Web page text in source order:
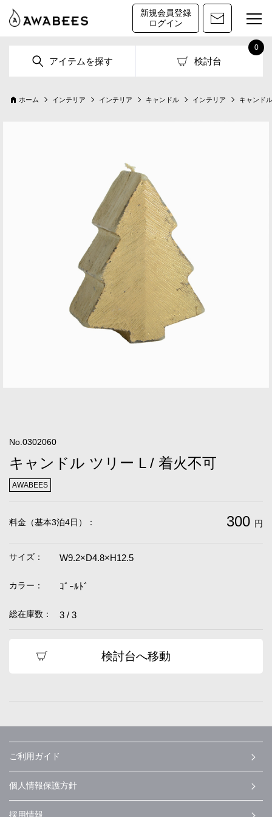
新規会員登録
ログイン
アイテムを探す 検討台
0
ホーム インテリア インテリア キャンドル インテリア キャンドル
No.0302060
キャンドル ツリー L / 着火不可
AWABEES
料金（基本3泊4日）： 300 円
サイズ： W9.2×D4.8×H12.5
カラー： ｺﾞｰﾙﾄﾞ
総在庫数： 3 / 3
検討台へ移動
ご利用ガイド
個人情報保護方針
採用情報